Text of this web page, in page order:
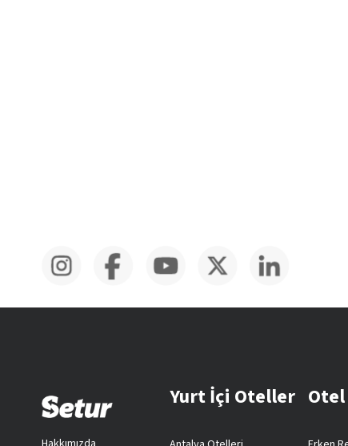
Yurt İçi Oteller Otel